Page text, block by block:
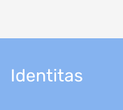
Identitas